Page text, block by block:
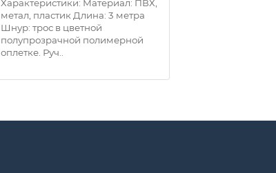
Характеристики: Материал: ПВХ,
метал, пластик Длина: 3 метра
Шнур: трос в цветной
полупрозрачной полимерной
оплетке. Руч..